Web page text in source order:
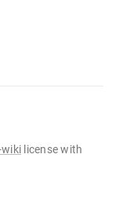
wiki license with